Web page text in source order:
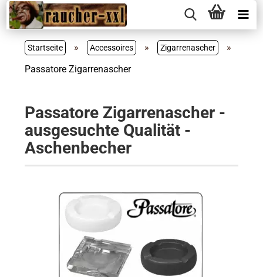
Startseite » Accessoires » Zigarrenascher
»
Passatore Zigarrenascher
Passatore Zigarrenascher -
ausgesuchte Qualität -
Aschenbecher